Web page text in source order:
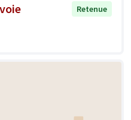
Retenue